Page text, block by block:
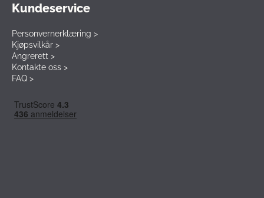
Kundeservice
Personvernerklæring >
Kjøpsvilkår >
Angrerett >
Kontakte oss >
FAQ >